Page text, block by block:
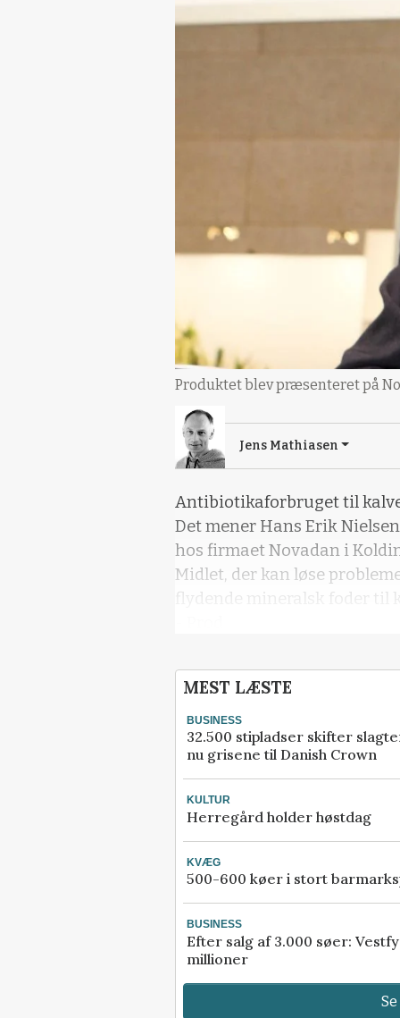
Produktet blev præsenteret på
Jens Mathiasen
Antibiotikaforbruget til
Det mener Hans Erik
hos firmaet Novadan i
Midlet, der kan løse
flydende mineralsk foder til
Vil du læse mere?
Effektivt Landbrug er låst.
Kvalitetsjournalistik
research, ekspertise og
relevante kilder.
Men vi vil rigtig gerne
digitalt abonnement i 30
MEST LÆSTE
BUSINESS
32.500 stipladser skifter
nu grisene til Danish Crown
KULTUR
Herregård holder høstdag
KVÆG
500-600 køer i stort
BUSINESS
Efter salg af 3.000 søer:
millioner